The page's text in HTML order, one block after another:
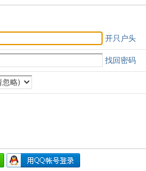
开只户头
找回密码